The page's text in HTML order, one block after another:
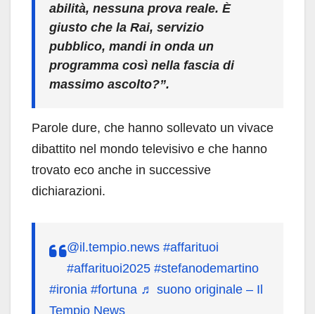
abilità, nessuna prova reale. È
giusto che la Rai, servizio
pubblico, mandi in onda un
programma così nella fascia di
massimo ascolto?”.
Parole dure, che hanno sollevato un vivace
dibattito nel mondo televisivo e che hanno
trovato eco anche in successive
dichiarazioni.
@il.tempio.news #affarituoi
#affarituoi2025 #stefanodemartino
#ironia #fortuna ♬ suono originale – Il
Tempio News